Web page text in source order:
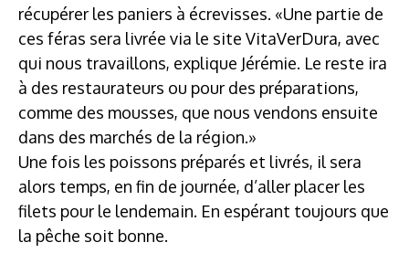
récupérer les paniers à écrevisses. «Une partie de
ces féras sera livrée via le site VitaVerDura, avec
qui nous travaillons, explique Jérémie. Le reste ira
à des restaurateurs ou pour des préparations,
comme des mousses, que nous vendons ensuite
dans des marchés de la région.»
Une fois les poissons préparés et livrés, il sera
alors temps, en fin de journée, d’aller placer les
filets pour le lendemain. En espérant toujours que
la pêche soit bonne.